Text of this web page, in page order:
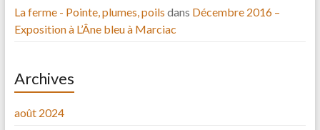
La ferme - Pointe, plumes, poils dans Décembre 2016 –
Exposition à L’Âne bleu à Marciac
Archives
août 2024